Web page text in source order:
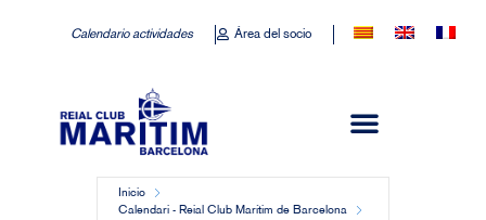
Calendario actividades Área del socio
Inicio
Calendari - Reial Club Marítim de Barcelona